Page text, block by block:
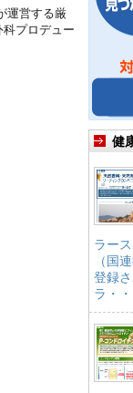
運営する厳
プロデュー
健
ラー
（国
登録
ラ・